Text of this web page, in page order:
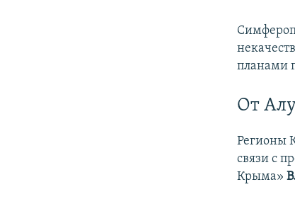
планами
От
Регионы
связи с
Крыма»